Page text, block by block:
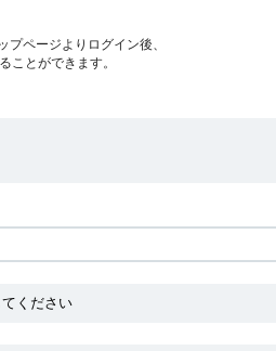
ページよりログイン後、
ことができます。